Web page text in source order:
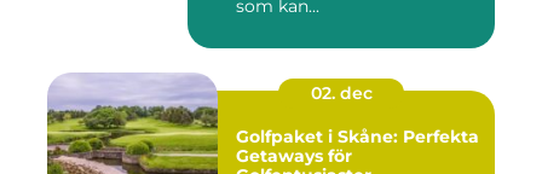
som kan...
02. dec
Golfpaket i Skåne: Perfekta
Getaways för